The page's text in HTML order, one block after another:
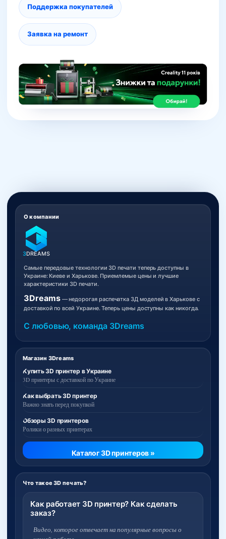
Поддержка покупателей
Заявка на ремонт
Магазин 3Dreams
Купить 3D принтер в Украине
3D принтеры с доставкой по Украине
Как выбрать 3D принтер
Важно знать перед покупкой
Обзоры 3D принтеров
Ролики о разных принтерах
Каталог 3D принтеров »
Что такое 3D печать?
Как работает 3D принтер? Как сделать
заказ?
Видео, которое отвечает на популярные вопросы о
О компании
3DREAMS
Самые передовые технологии 3D печати теперь доступны в
Украине: Киеве и Харькове. Приемлемые цены и лучшие
характеристики 3D печати.
3Dreams— недорогая распечатка 3Д моделей в Харькове с
доставкой по всей Украине. Теперь цены доступны как никогда.
С любовью, команда 3Dreams